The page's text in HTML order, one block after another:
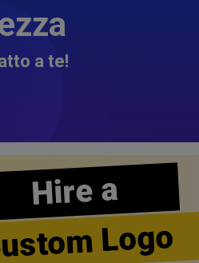
a te!
Hire a
Logo